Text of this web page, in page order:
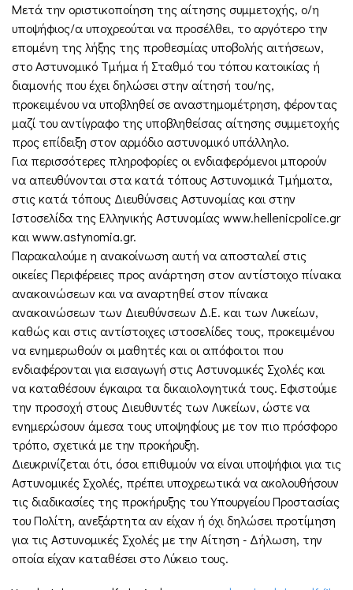
Μετά την οριστικοποίηση της αίτησης συμμετοχής, ο/η
υποψήφιος/α υποχρεούται να προσέλθει, το αργότερο την
επομένη της λήξης της προθεσμίας υποβολής αιτήσεων,
στο Αστυνομικό Τμήμα ή Σταθμό του τόπου κατοικίας ή
διαμονής που έχει δηλώσει στην αίτησή του/ης,
προκειμένου να υποβληθεί σε αναστημομέτρηση, φέροντας
μαζί του αντίγραφο της υποβληθείσας αίτησης συμμετοχής
προς επίδειξη στον αρμόδιο αστυνομικό υπάλληλο.
Για περισσότερες πληροφορίες οι ενδιαφερόμενοι μπορούν
να απευθύνονται στα κατά τόπους Αστυνομικά Τμήματα,
στις κατά τόπους Διευθύνσεις Αστυνομίας και στην
Ιστοσελίδα της Ελληνικής Αστυνομίας www.hellenicpolice.gr
και www.astynomia.gr.
Παρακαλούμε η ανακοίνωση αυτή να αποσταλεί στις
οικείες Περιφέρειες προς ανάρτηση στον αντίστοιχο πίνακα
ανακοινώσεων και να αναρτηθεί στον πίνακα
ανακοινώσεων των Διευθύνσεων Δ.Ε. και των Λυκείων,
καθώς και στις αντίστοιχες ιστοσελίδες τους, προκειμένου
να ενημερωθούν οι μαθητές και οι απόφοιτοι που
ενδιαφέρονται για εισαγωγή στις Αστυνομικές Σχολές και
να καταθέσουν έγκαιρα τα δικαιολογητικά τους. Εφιστούμε
την προσοχή στους Διευθυντές των Λυκείων, ώστε να
ενημερώσουν άμεσα τους υποψηφίους με τον πιο πρόσφορο
τρόπο, σχετικά με την προκήρυξη.
Διευκρινίζεται ότι, όσοι επιθυμούν να είναι υποψήφιοι για τις
Αστυνομικές Σχολές, πρέπει υποχρεωτικά να ακολουθήσουν
τις διαδικασίες της προκήρυξης του Υπουργείου Προστασίας
του Πολίτη, ανεξάρτητα αν είχαν ή όχι δηλώσει προτίμηση
για τις Αστυνομικές Σχολές με την Αίτηση - Δήλωση, την
οποία είχαν καταθέσει στο Λύκειο τους.